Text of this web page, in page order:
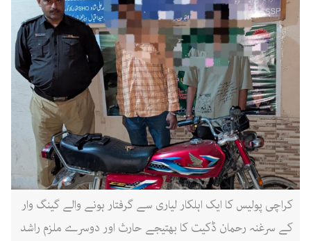
کراچی پولیس کا ایک اہلکار لیاری سے گرفتار ہونے والے گینگ وار
کے سرغنہ رحمان ڈکیت کا بھتیجے حارث اور دوسرے ملزم راشد